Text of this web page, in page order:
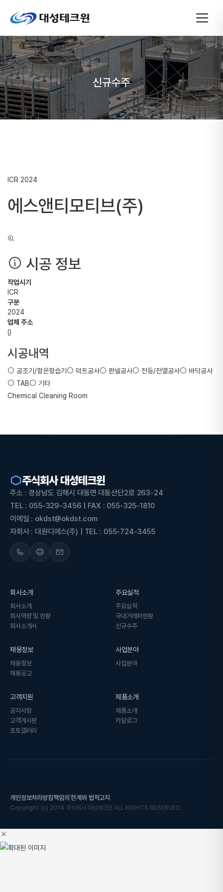
신규수주
ICR 2024
에스앤티모티브(주)
시공 정보
작업시기
ICR
구분
2024
업체 주소
()
시공내역
공조기/항온항습기 덕트공사 판넬공사 전등/전열공사
바닥공사
TAB
기타
Chemical Cleaning Room
주식회사 대성테크윈
주소 : 경상남도 김해시 대동면 대동산단2로 263-24
TEL : 055-329-3456 | FAX : 055-325-1810
이메일 : okdst@okdst.com
자회사 : 대원디에스(주) | TEL : 055-724-3455
회사소개
회사소개
회사역량 및 현황
회사소개서
주요실적
주요실적
국내거래처현황
신규수주
채용정보
채용정보
채용공고
사업분야
사업분야
고객지원
공지사항
고객게시판
포토갤러리
제품소개
제품소개
카달로그
개인정보처리방침책임의 한계와 법적고지
Copyright (c) 2014 주식회사 대성테크윈 ALL RIGHTS RESERVED.